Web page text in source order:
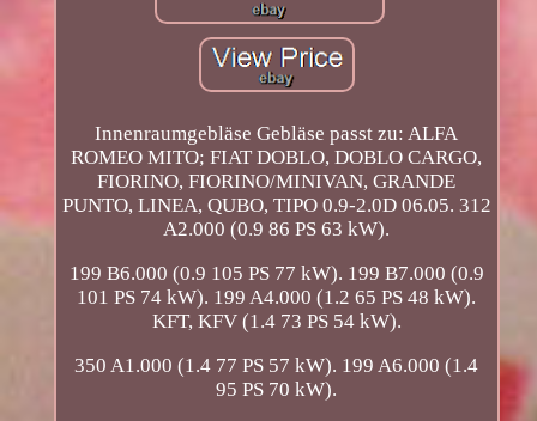
Innenraumgebläse Gebläse passt zu: ALFA
ROMEO MITO; FIAT DOBLO, DOBLO CARGO,
FIORINO, FIORINO/MINIVAN, GRANDE
PUNTO, LINEA, QUBO, TIPO 0.9-2.0D 06.05. 312
A2.000 (0.9 86 PS 63 kW).
199 B6.000 (0.9 105 PS 77 kW). 199 B7.000 (0.9
101 PS 74 kW). 199 A4.000 (1.2 65 PS 48 kW).
KFT, KFV (1.4 73 PS 54 kW).
350 A1.000 (1.4 77 PS 57 kW). 199 A6.000 (1.4
95 PS 70 kW).